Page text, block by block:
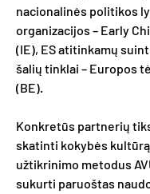
nacionalinės politikos
organizacijos – Early
(IE), ES atitinkamų
šalių tinklai – Europos
(BE).
Konkretūs partnerių
skatinti kokybės
užtikrinimo metodus
sukurti paruoštas